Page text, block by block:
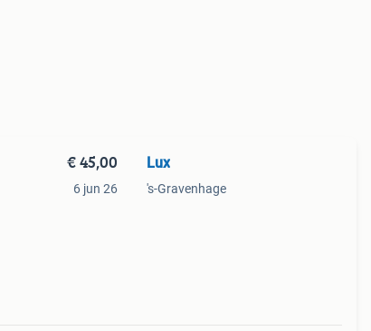
€ 45,00
6 jun 26
Lux
's-Gravenhage